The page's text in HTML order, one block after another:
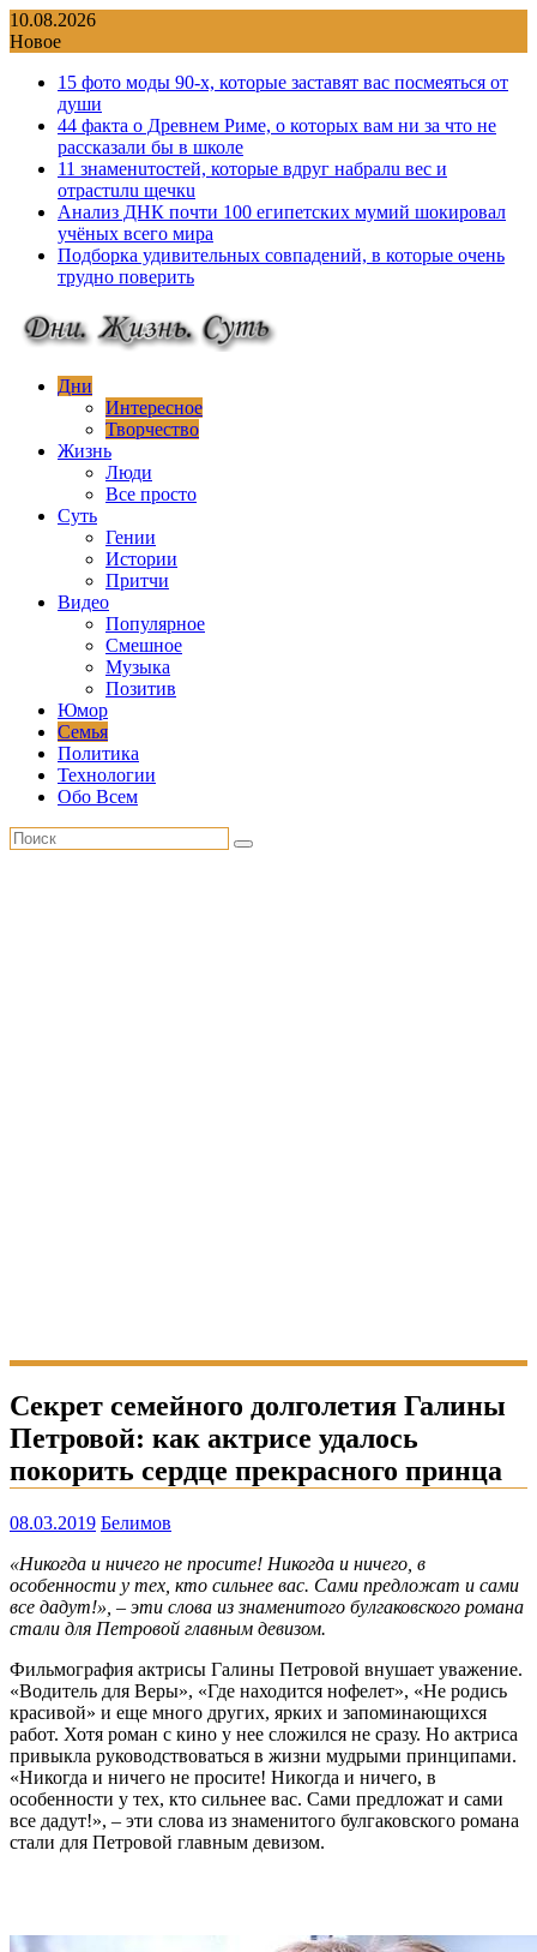
Перейти
к
10.08.2026
Новое
15 фото моды 90-х, которые заставят вас посмеяться от
души
44 факта о Древнем Риме, о которых вам ни за что не
рассказали бы в школе
11 знаменuтостей, которые вдруг набралu вес и
отрастuлu щечкu
Анализ ДНК почти 100 египетских мумий шокировал
учёных всего мира
Подборка удивительных совпадений, в которые очень
трудно поверить
Дни
Интересное
Творчество
Жизнь
Люди
Все просто
Суть
Гении
Истории
Притчи
Видео
Популярное
Смешное
Музыка
Позитив
Юмор
Семья
Политика
Технологии
Обо Всем
Секрет семейного долголетия Галины
Петровой: как актрисе удалось
покорить сердце прекрасного принца
08.03.2019 Белимов
«Никогда и ничего не просите! Никогда и ничего, в
особенности у тех, кто сильнее вас. Сами предложат и сами
все дадут!», – эти слова из знаменитого булгаковского романа
стали для Петровой главным девизом.
Фильмография актрисы Галины Петровой внушает уважение.
«Водитель для Веры», «Где находится нофелет», «Не родись
красивой» и еще много других, ярких и запоминающихся
работ. Хотя роман с кино у нее сложился не сразу. Но актриса
привыкла руководствоваться в жизни мудрыми принципами.
«Никогда и ничего не просите! Никогда и ничего, в
особенности у тех, кто сильнее вас. Сами предложат и сами
все дадут!», – эти слова из знаменитого булгаковского романа
стали для Петровой главным девизом.